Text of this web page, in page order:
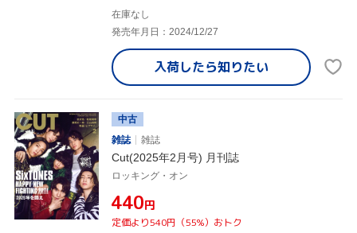
在庫なし
発売年月日：2024/12/27
入荷したら知りたい
中古
雑誌
雑誌
Cut(2025年2月号) 月刊誌
ロッキング・オン
¥440円
定価より540円（55%）おトク